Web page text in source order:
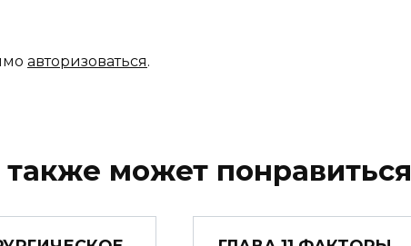
авторизоваться.
может понравиться